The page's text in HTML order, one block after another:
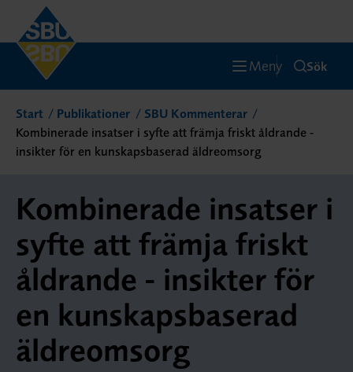
Meny Sök
Start Publikationer
SBU Kommenterar
Kombinerade insatser i syfte att främja friskt åldrande -
insikter för en kunskapsbaserad äldreomsorg
Kombinerade insatser i
syfte att främja friskt
åldrande - insikter för
en kunskapsbaserad
äldreomsorg